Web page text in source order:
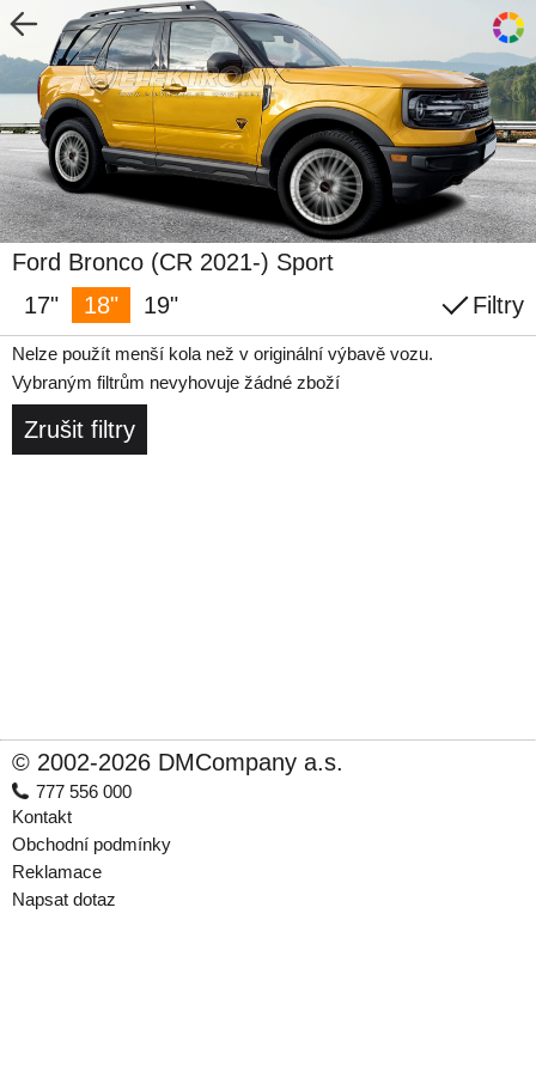
Ford Bronco (CR 2021-) Sport
17"
18" 19" Filtry
Nelze použít menší kola než v originální výbavě vozu.
Vybraným filtrům nevyhovuje žádné zboží
Zrušit filtry
© 2002-2026 DMCompany a.s.
777 556 000
Kontakt
Obchodní podmínky
Reklamace
Napsat dotaz